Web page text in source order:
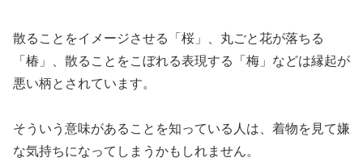
散ることをイメージさせる「桜」、丸ごと花が落ちる
「椿」、散ることをこぼれる表現する「梅」などは縁起が
悪い柄とされています。
そういう意味があることを知っている人は、着物を見て嫌
な気持ちになってしまうかもしれません。